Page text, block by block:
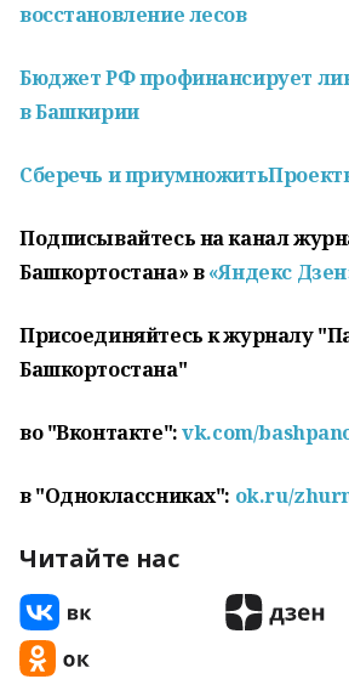
восстановление лесов
Бюджет РФ профинансирует
в Башкирии
Сберечь и приумножить
Подписывайтесь на канал
Башкортостана» в«Яндекс
Присоединяйтесь к журналу
Башкортостана"
во "Вконтакте":vk.com/
в "Одноклассниках": ok.ru/
Читайте нас